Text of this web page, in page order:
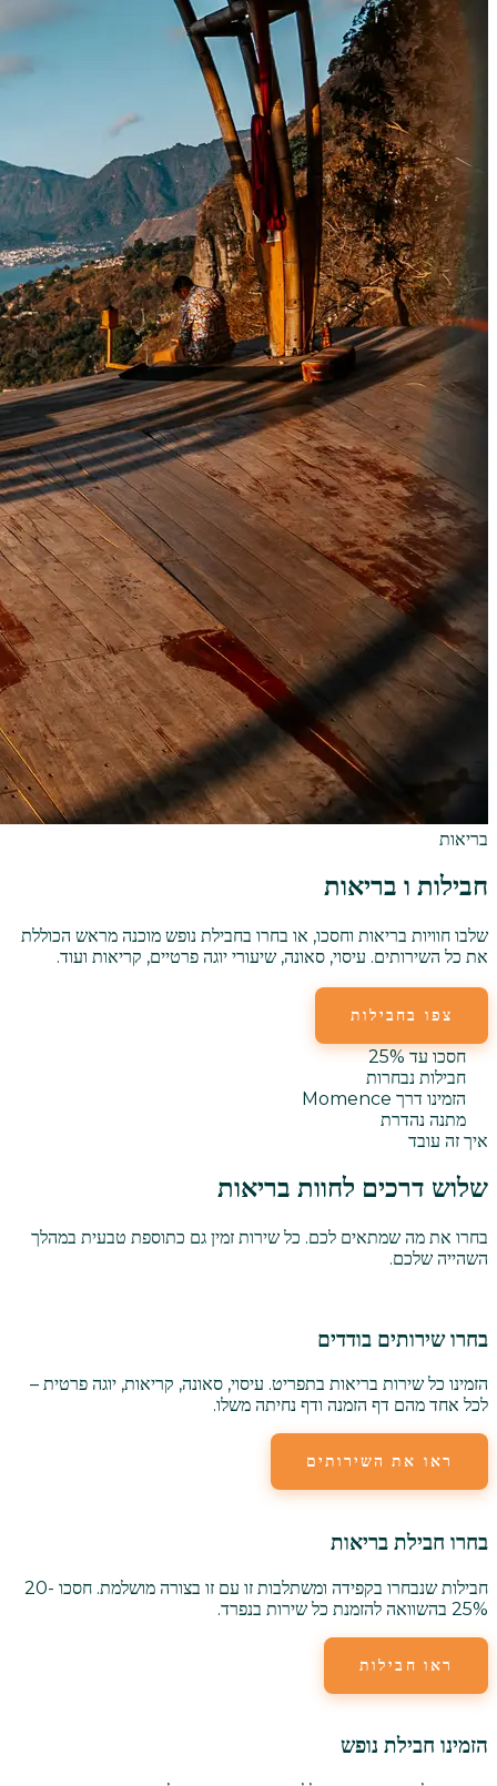
בריאות
חבילות ו בריאות
שלבו חוויות בריאות וחסכו, או בחרו בחבילת נופש מוכנה מראש הכוללת
את כל השירותים. עיסוי, סאונה, שיעורי יוגה פרטיים, קריאות ועוד.
צפו בחבילות
חסכו עד 25%
חבילות נבחרות
הזמינו דרך Momence
מתנה נהדרת
איך זה עובד
שלוש דרכים לחוות בריאות
בחרו את מה שמתאים לכם. כל שירות זמין גם כתוספת טבעית במהלך
השהייה שלכם.
בחרו שירותים בודדים
הזמינו כל שירות בריאות בתפריט. עיסוי, סאונה, קריאות, יוגה פרטית –
לכל אחד מהם דף הזמנה ודף נחיתה משלו.
ראו את השירותים
בחרו חבילת בריאות
חבילות שנבחרו בקפידה ומשתלבות זו עם זו בצורה מושלמת. חסכו 20-
25% בהשוואה להזמנת כל שירות בנפרד.
ראו חבילות
הזמינו חבילת נופש